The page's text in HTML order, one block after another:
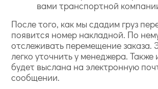
вами транспортной
После того, как мы сдадим груз
появится номер накладной. По
отслеживать перемещение заказа.
легко уточнить у менеджера.
будет выслана на электронную
сообщении.